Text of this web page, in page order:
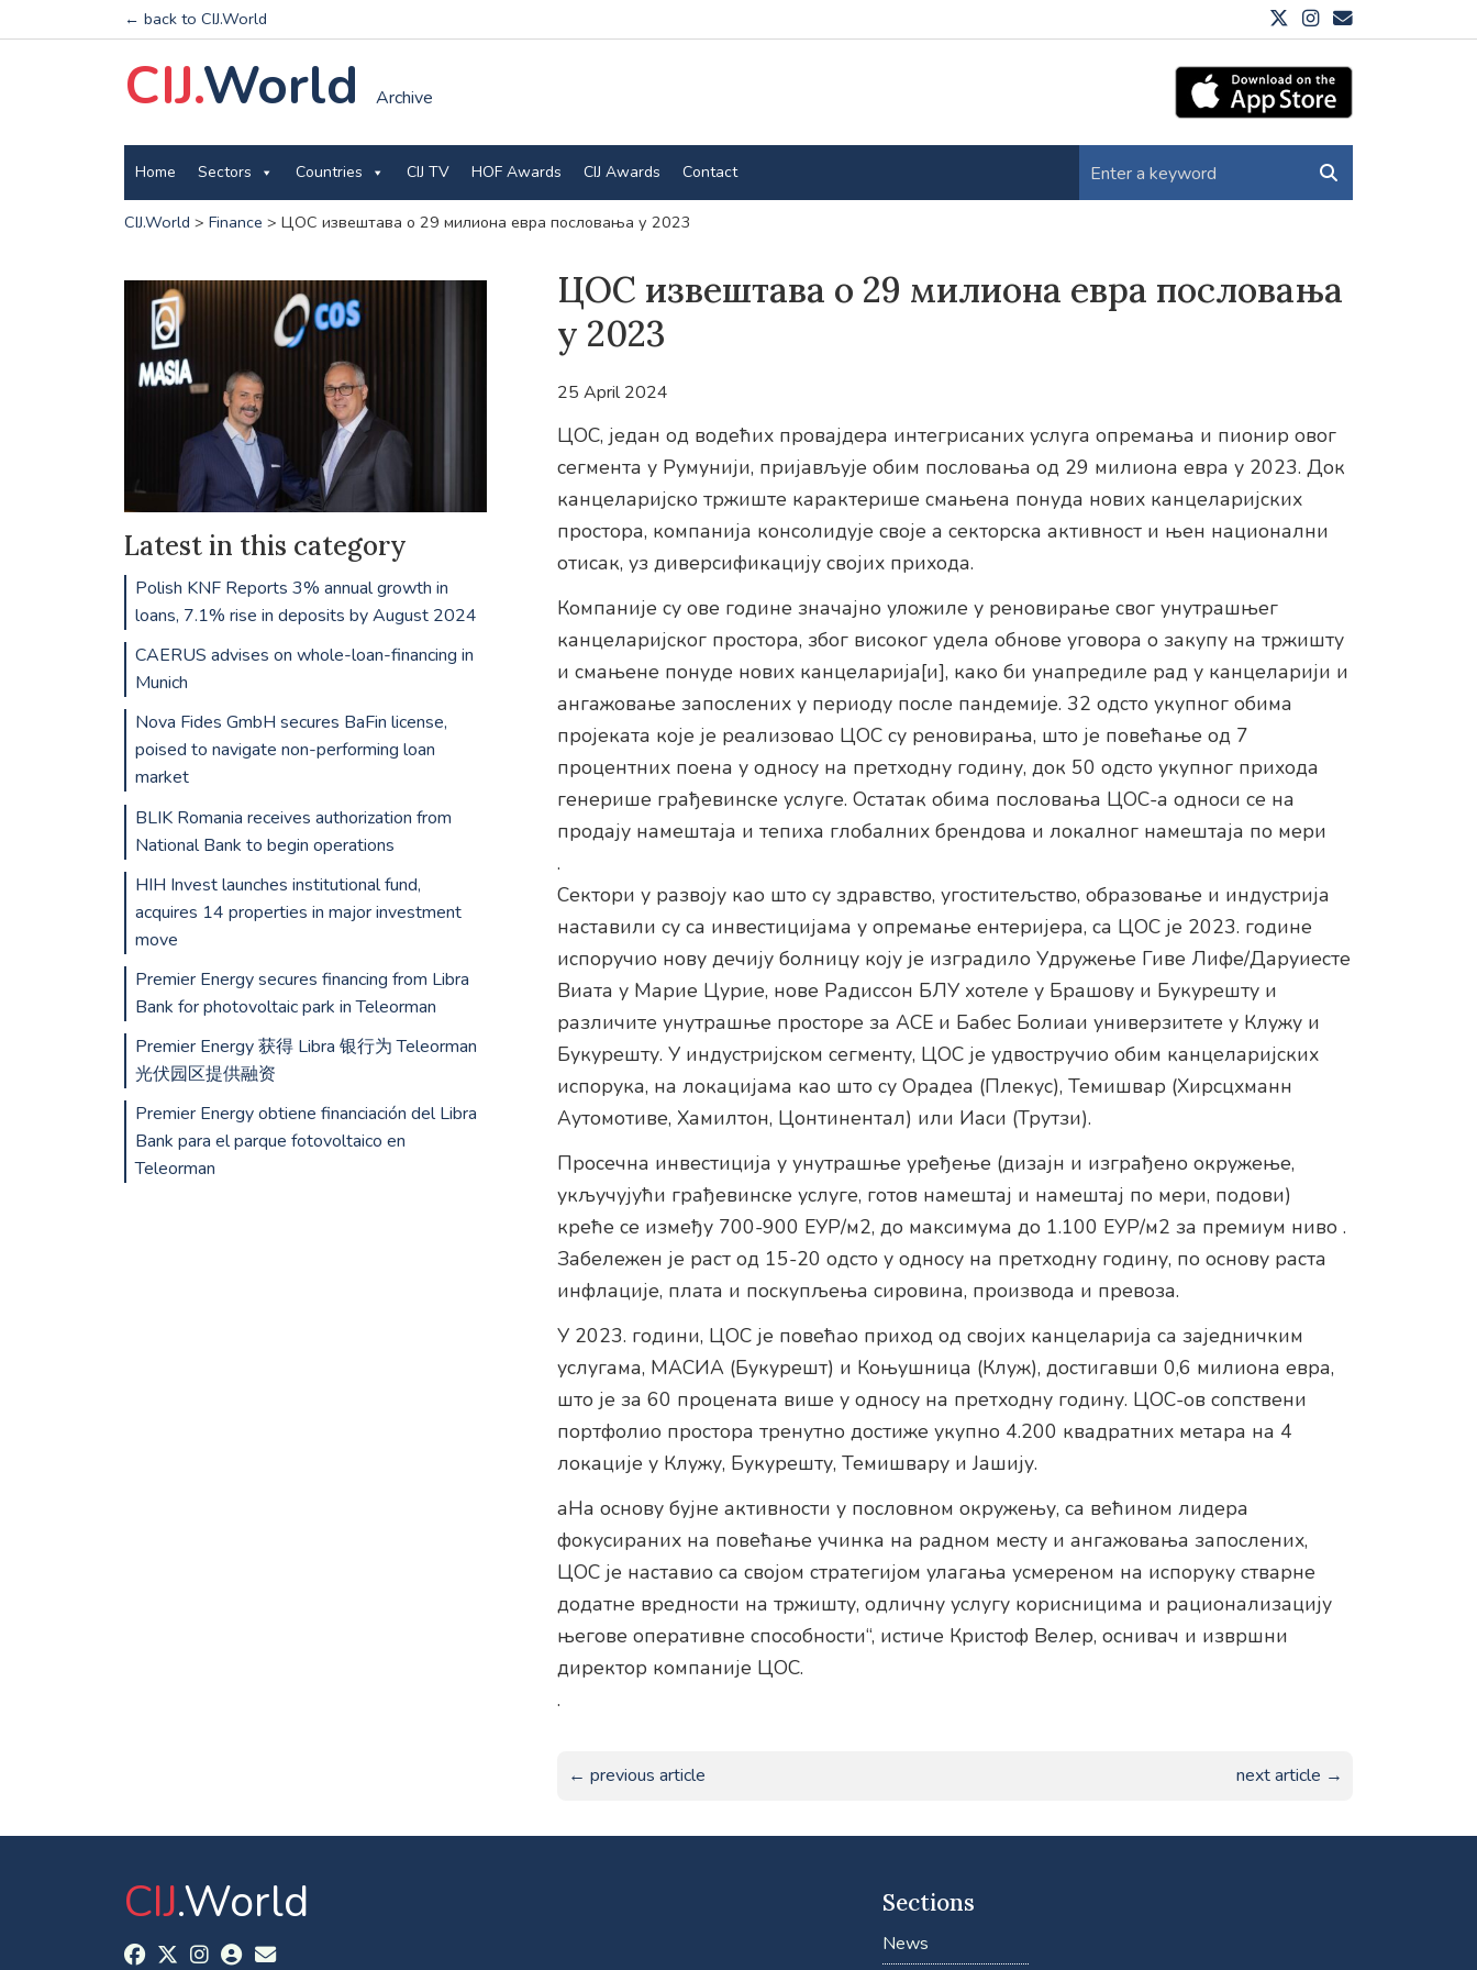
← back to CIJ.World
CIJ.World Archive
Home Sectors Countries CIJ TV HOF Awards CIJ Awards Contact
CIJ.World > Finance > ЦОС извештава о 29 милиона евра пословања у 2023
ЦОС извештава о 29 милиона евра пословања
у 2023
25 April 2024
ЦОС, један од водећих провајдера интегрисаних услуга опремања и пионир овог
сегмента у Румунији, пријављује обим пословања од 29 милиона евра у 2023. Док
канцеларијско тржиште карактерише смањена понуда нових канцеларијских
простора, компанија консолидује своје а секторска активност и њен национални
отисак, уз диверсификацију својих прихода.
Компаније су ове године значајно уложиле у реновирање свог унутрашњег
канцеларијског простора, због високог удела обнове уговора о закупу на тржишту
и смањене понуде нових канцеларија[и], како би унапредиле рад у канцеларији и
ангажовање запослених у периоду после пандемије. 32 одсто укупног обима
пројеката које је реализовао ЦОС су реновирања, што је повећање од 7
процентних поена у односу на претходну годину, док 50 одсто укупног прихода
генерише грађевинске услуге. Остатак обима пословања ЦОС-а односи се на
продају намештаја и тепиха глобалних брендова и локалног намештаја по мери
.
Сектори у развоју као што су здравство, угоститељство, образовање и индустрија
наставили су са инвестицијама у опремање ентеријера, са ЦОС је 2023. године
испоручио нову дечију болницу коју је изградило Удружење Гиве Лифе/Даруиесте
Виата у Марие Цурие, нове Радиссон БЛУ хотеле у Брашову и Букурешту и
различите унутрашње просторе за АСЕ и Бабес Болиаи универзитете у Клужу и
Букурешту. У индустријском сегменту, ЦОС је удвостручио обим канцеларијских
испорука, на локацијама као што су Орадеа (Плекус), Темишвар (Хирсцхманн
Аутомотиве, Хамилтон, Цонтинентал) или Иаси (Трутзи).
Просечна инвестиција у унутрашње уређење (дизајн и изграђено окружење,
укључујући грађевинске услуге, готов намештај и намештај по мери, подови)
креће се између 700-900 ЕУР/м2, до максимума до 1.100 ЕУР/м2 за премиум ниво .
Забележен је раст од 15-20 одсто у односу на претходну годину, по основу раста
инфлације, плата и поскупљења сировина, производа и превоза.
У 2023. години, ЦОС је повећао приход од својих канцеларија са заједничким
услугама, МАСИА (Букурешт) и Коњушница (Клуж), достигавши 0,6 милиона евра,
што је за 60 процената више у односу на претходну годину. ЦОС-ов сопствени
портфолио простора тренутно достиже укупно 4.200 квадратних метара на 4
локације у Клужу, Букурешту, Темишвару и Јашију.
аНа основу бујне активности у пословном окружењу, са већином лидера
фокусираних на повећање учинка на радном месту и ангажовања запослених,
ЦОС је наставио са својом стратегијом улагања усмереном на испоруку стварне
додатне вредности на тржишту, одличну услугу корисницима и рационализацију
његове оперативне способности“, истиче Кристоф Велер, оснивач и извршни
директор компаније ЦОС.
.
← previous article next article →
Latest in this category
Polish KNF Reports 3% annual growth in
loans, 7.1% rise in deposits by August 2024
CAERUS advises on whole-loan-financing in
Munich
Nova Fides GmbH secures BaFin license,
poised to navigate non-performing loan
market
BLIK Romania receives authorization from
National Bank to begin operations
HIH Invest launches institutional fund,
acquires 14 properties in major investment
move
Premier Energy secures financing from Libra
Bank for photovoltaic park in Teleorman
Premier Energy 获得 Libra 银行为 Teleorman
光伏园区提供融资
Premier Energy obtiene financiación del Libra
Bank para el parque fotovoltaico en
Teleorman
CIJ.World Sections
News